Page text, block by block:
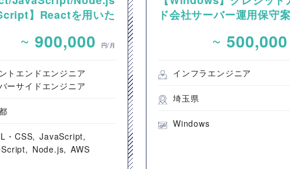
】Reactを用いた
ントエンド開発案件
~ 900,000 円/月
トエンドエンジニア
ーサイドエンジニア
・CSS
JavaScript
Node.js AWS
ド会社サーバー運用保守
~ 500,000
インフラエンジニア
埼玉県
Windows